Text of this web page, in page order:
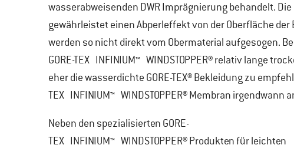
wasserabweisenden DWR Imprägnierung behandelt.
gewährleistet einen Abperleffekt von der Oberfläche
werden so nicht direkt vom Obermaterial aufgesogen.
GORE-TEX INFINIUM™ WINDSTOPPER® relativ lange
eher die wasserdichte GORE-TEX® Bekleidung zu
TEX INFINIUM™ WINDSTOPPER® Membran irgendwann
Neben den spezialisierten GORE-
TEX INFINIUM™ WINDSTOPPER® Produkten für leichten